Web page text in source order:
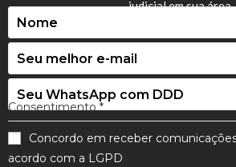
judicial em sua área
m
E
a
i
E-mail *
WhatsApp*
Consentimento*
Concordo em receber
acordo com a LGPD